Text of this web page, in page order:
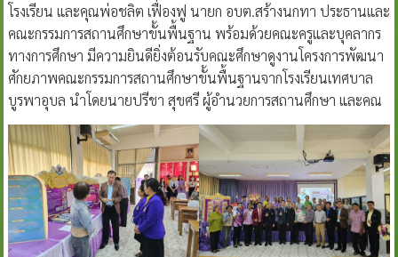
โรงเรียน และคุณพ่อชลิต เฟื่องฟู นายก อบต.สร้างนกทา ประธานและ
คณะกรรมการสถานศึกษาขั้นพื้นฐาน พร้อมด้วยคณะครูและบุคลากร
ทางการศึกษา มีความยินดียิ่งต้อนรับคณะศึกษาดูงานโครงการพัฒนา
ศักยภาพคณะกรรมการสถานศึกษาขั้นพื้นฐานจากโรงเรียนเทศบาล
บูรพาอุบล นำโดยนายปรีชา สุขศรี ผู้อำนวยการสถานศึกษา และคณ